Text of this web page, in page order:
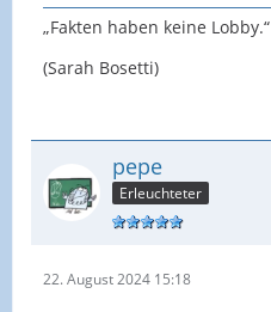
„Fakten haben keine Lobby.“
(Sarah Bosetti)
pepe
Erleuchteter
22. August 2024 15:18